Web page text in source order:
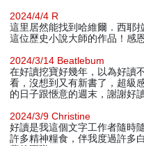
2024/4/4 R
這里居然能找到哈維爾．西耶
這位歷史小說大師的作品！感
2024/3/14 Beatlebum
在好讀挖寶好幾年，以為好讀
看，沒想到又有新書了，超級
的日子跟愜意的週末，謝謝好
2024/3/9 Christine
好讀是我這個文字工作者隨時
許多精神糧食，伴我度過許多